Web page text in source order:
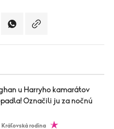
Označili ju za nočnú
Kráľovská rodina